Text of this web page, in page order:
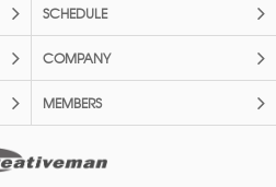
SCHEDULE
COMPANY
MEMBERS